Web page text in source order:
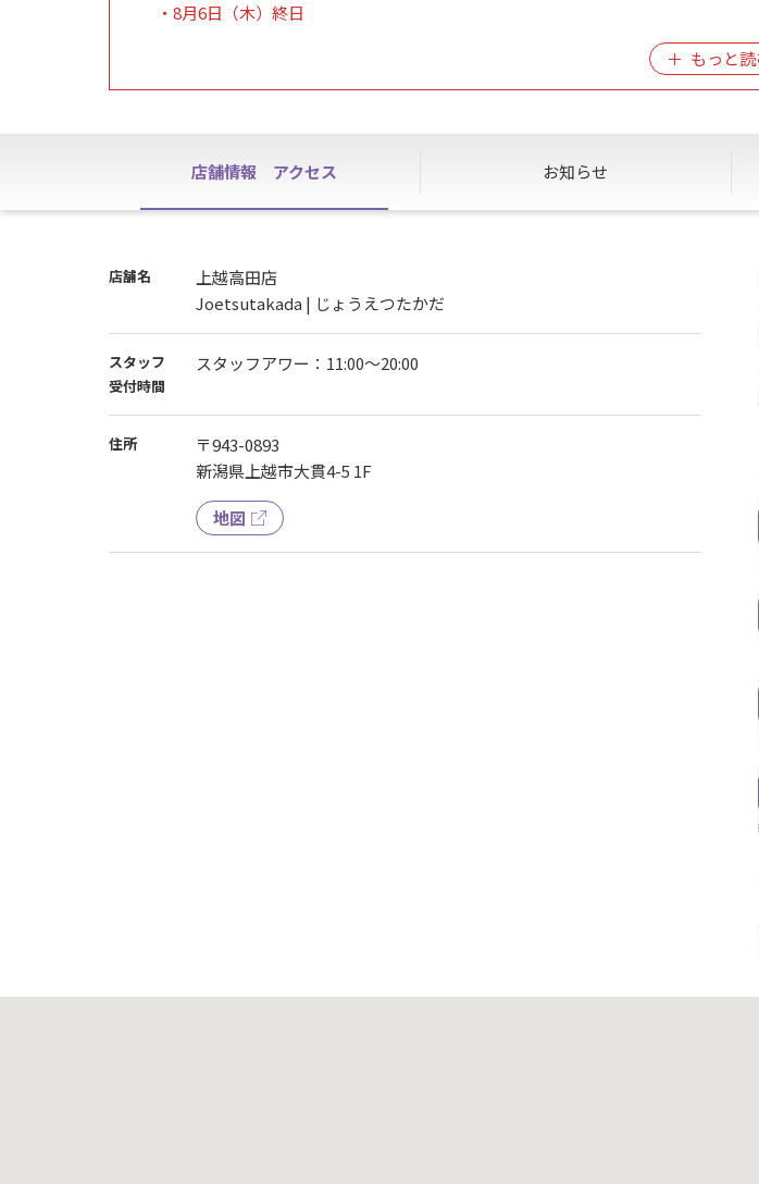
・8月6日（木）終日
・8/4(火)16:00~20:00
※上記時間帯は各種お手続き・高校生利用が可能です。
店舗情報 アクセス お知らせ
店舗名
上越高田店
Joetsutakada | じょうえつたかだ
スタッフ
受付時間
スタッフアワー：11:00〜20:00
住所
〒943-0893
新潟県上越市大貫4-5 1F
地図